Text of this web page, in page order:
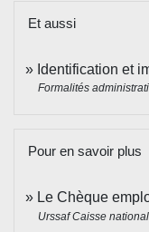
Et aussi
Identification et
Formalités
Pour en savoir plus
Le Chèque
Urssaf Caisse